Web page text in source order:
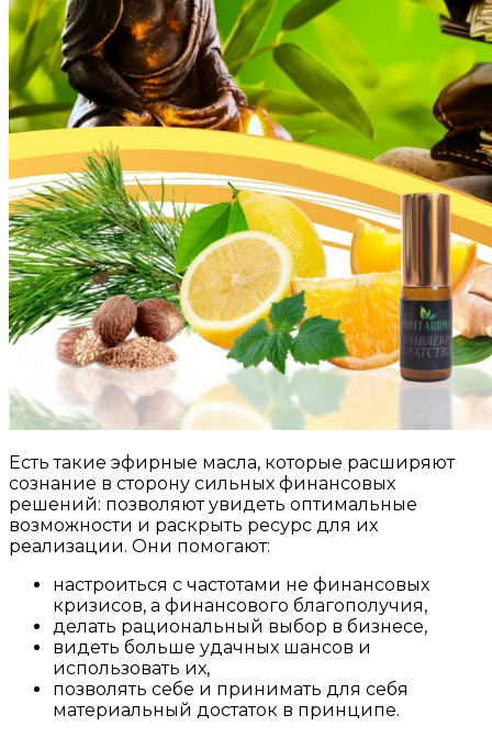
Есть такие эфирные масла, которые расширяют
сознание в сторону сильных финансовых
решений: позволяют увидеть оптимальные
возможности и раскрыть ресурс для их
реализации. Они помогают:
настроиться с частотами не финансовых
кризисов, а финансового благополучия,
делать рациональный выбор в бизнесе,
видеть больше удачных шансов и
использовать их,
позволять себе и принимать для себя
материальный достаток в принципе.